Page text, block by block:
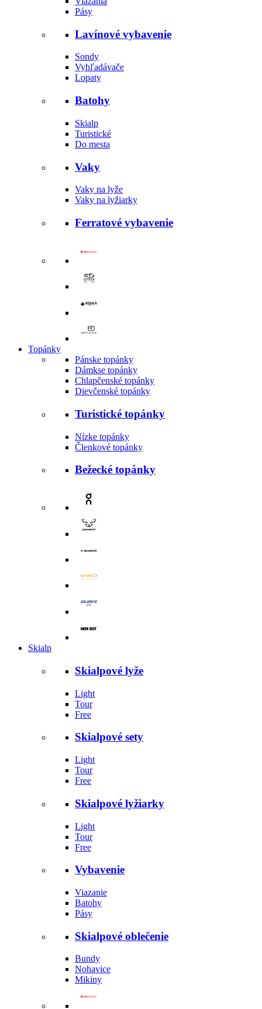
Pásy
Lavínové vybavenie
Sondy
Vyhľadávače
Lopaty
Batohy
Skialp
Turistické
Do mesta
Vaky
Vaky na lyže
Vaky na lyžiarky
Ferratové vybavenie
Topánky
Pánske topánky
Dámkse topánky
Chlapčenské topánky
Dievčenské topánky
Turistické topánky
Nízke topánky
Členkové topánky
Bežecké topánky
Skialp
Skialpové lyže
Light
Tour
Free
Skialpové sety
Light
Tour
Free
Skialpové lyžiarky
Light
Tour
Free
Vybavenie
Viazanie
Batohy
Pásy
Skialpové oblečenie
Bundy
Nohavice
Mikiny